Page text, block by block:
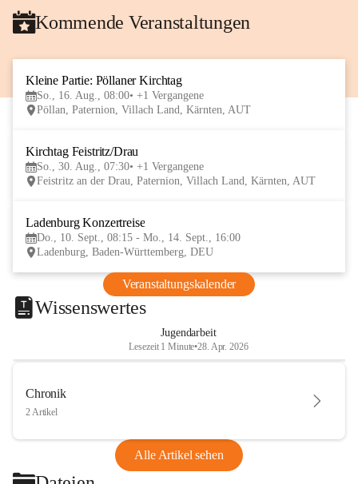
Kommende Veranstaltungen
Kleine Partie: Pöllaner Kirchtag
So., 16. Aug., 08:00 +1 Vergangene
Pöllan, Paternion, Villach Land, Kärnten, AUT
Kirchtag Feistritz/Drau
So., 30. Aug., 07:30 +1 Vergangene
Feistritz an der Drau, Paternion, Villach Land, Kärnten, AUT
Ladenburg Konzertreise
Do., 10. Sept., 08:15 - Mo., 14. Sept., 16:00
Ladenburg, Baden-Württemberg, DEU
Veranstaltungskalender
Wissenswertes
Jugendarbeit
Lesezeit 1 Minute•28. Apr. 2026
Chronik
2 Artikel
Alle Artikel sehen